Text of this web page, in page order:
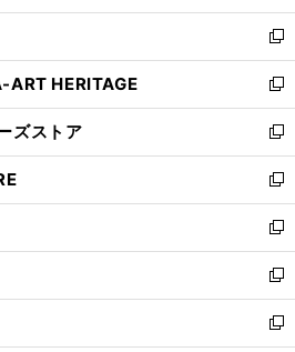
ウ
で
開
く
ン
ド
ウ
で
開
く
新
し
い
ウ
ィ
ン
ド
ウ
で
開
く
ART HERITAGE
新
し
い
ウ
ィ
ン
ド
ウ
で
開
く
ズストア
新
し
い
ウ
ィ
ン
ド
ウ
で
開
新
し
い
ウ
ィ
ン
ド
ウ
新
し
い
ウ
ィ
新
し
い
新